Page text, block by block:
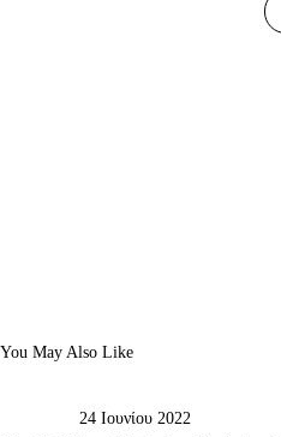
You May Also Like
24 Ιουνίου 2022